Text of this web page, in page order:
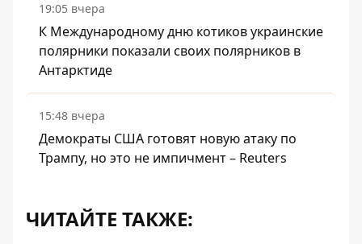
19:05 вчера
К Международному дню котиков украинские
полярники показали своих полярников в
Антарктиде
15:48 вчера
Демократы США готовят новую атаку по
Трампу, но это не импичмент – Reuters
ЧИТАЙТЕ ТАКЖЕ: